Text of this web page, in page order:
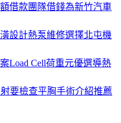
借款團隊借錢為新竹汽車
設計熱泵維修選擇北屯機
Load Cell荷重元優選導熱
要檢查平胸手術介紹推薦